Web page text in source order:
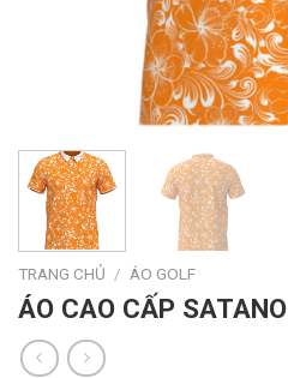
TRANG CHỦ / ÁO GOLF
ÁO CAO CẤP SATANO